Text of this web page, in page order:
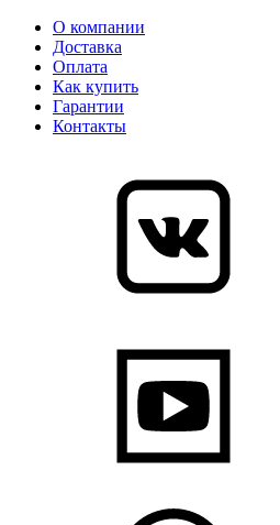
О компании
Доставка
Оплата
Как купить
Гарантии
Контакты